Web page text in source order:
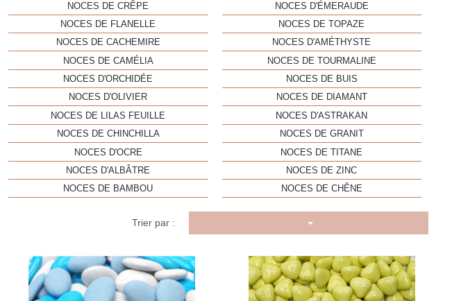
NOCES DE CRÊPE
NOCES D'ÉMERAUDE
NOCES DE FLANELLE
NOCES DE TOPAZE
NOCES DE CACHEMIRE
NOCES D'AMÉTHYSTE
NOCES DE CAMÉLIA
NOCES DE TOURMALINE
NOCES D'ORCHIDÉE
NOCES DE BUIS
NOCES D'OLIVIER
NOCES DE DIAMANT
NOCES DE LILAS FEUILLE
NOCES D'ASTRAKAN
NOCES DE CHINCHILLA
NOCES DE GRANIT
NOCES D'OCRE
NOCES DE TITANE
NOCES D'ALBÂTRE
NOCES DE ZINC
NOCES DE BAMBOU NOCES DE CHÊNE
Trier par :
Aperçu rapide Aperçu rapide